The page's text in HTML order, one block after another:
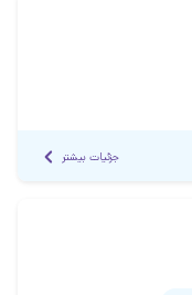
جزئیات بیشتر